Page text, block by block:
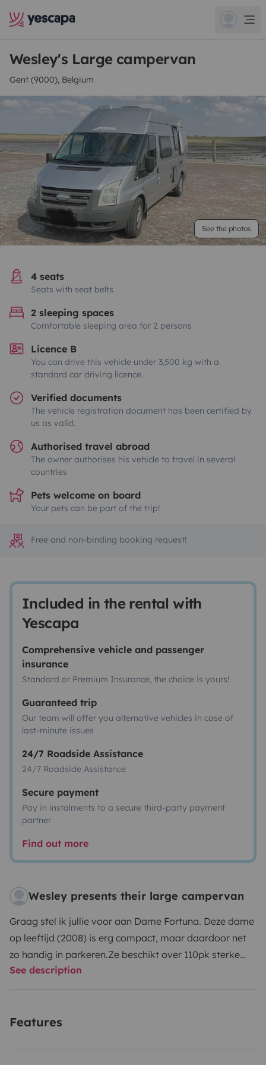
Wesley's Large campervan
Gent (9000), Belgium
See the photos
4 seats
Seats with seat belts
2 sleeping spaces
Comfortable sleeping area for 2 persons
Licence B
You can drive this vehicle under 3,500 kg with a
standard car driving licence.
Verified documents
The vehicle registration document has been certified by
us as valid.
Authorised travel abroad
The owner authorises his vehicle to travel in several
countries
Pets welcome on board
Your pets can be part of the trip!
Free and non-binding booking request!
Included in the rental with
Yescapa
Comprehensive vehicle and passenger
insurance
Standard or Premium Insurance, the choice is yours!
Guaranteed trip
Our team will offer you alternative vehicles in case of
last-minute issues
24/7 Roadside Assistance
24/7 Roadside Assistance
Secure payment
Pay in instalments to a secure third-party payment
partner
Find out more
Wesley presents their large campervan
Graag stel ik jullie voor aan Dame Fortuna. Deze dame
op leeftijd (2008) is erg compact, maar daardoor net
zo handig in parkeren.Ze beschikt over 110pk sterke
turbodieselmotor, die wanneer je haar met zorg
8 liter verbruik. Perfect voor rustig cruisen.
See description
Features